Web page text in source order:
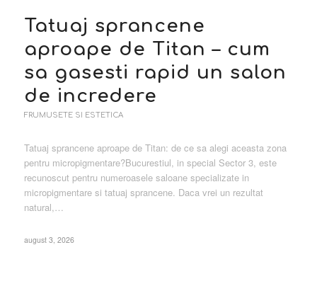
Tatuaj sprancene
aproape de Titan – cum
sa gasesti rapid un salon
de incredere
FRUMUSETE SI ESTETICA
Tatuaj sprancene aproape de Titan: de ce sa alegi aceasta zona
pentru micropigmentare?Bucurestiul, in special Sector 3, este
recunoscut pentru numeroasele saloane specializate in
micropigmentare si tatuaj sprancene. Daca vrei un rezultat
natural,…
august 3, 2026